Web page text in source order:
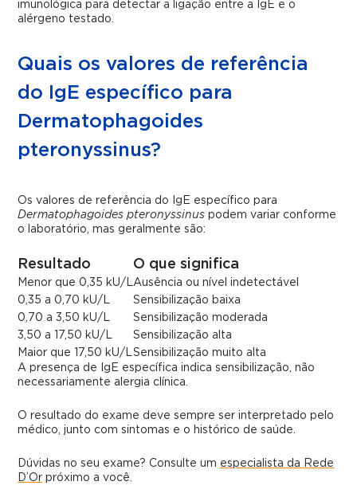
imunológica para detectar a ligação entre a IgE e o
alérgeno testado.
Quais os valores de referência
do IgE específico para
Dermatophagoides
pteronyssinus?
Os valores de referência do IgE específico para
Dermatophagoides pteronyssinus podem variar conforme
o laboratório, mas geralmente são:
Resultado O que significa
Menor que 0,35 kU/LAusência ou nível indetectável
0,35 a 0,70 kU/L
Sensibilização baixa
0,70 a 3,50 kU/L
Sensibilização moderada
3,50 a 17,50 kU/L
Sensibilização alta
Maior que 17,50 kU/LSensibilização muito alta
A presença de IgE específica indica sensibilização, não
necessariamente alergia clínica.
O resultado do exame deve sempre ser interpretado pelo
médico, junto comsintomas e o histórico de saúde.
Dúvidas no seu exame? Consulte um especialista da Rede
D’Or próximo a você.